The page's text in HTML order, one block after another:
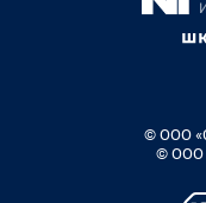
© ООО
© ООО